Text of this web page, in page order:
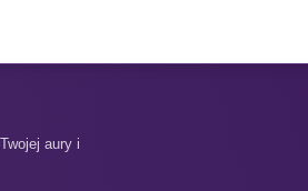
aury i